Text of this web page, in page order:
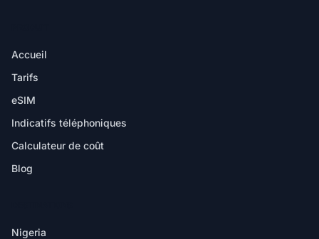
Accueil
Tarifs
eSIM
Indicatifs téléphoniques
Calculateur de coût
Blog
Nigeria